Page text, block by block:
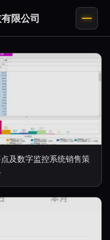
限公司
及数字监控系统销售策